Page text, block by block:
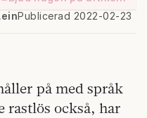
Publicerad 2022-02-23
på med språk
rastlös också, har